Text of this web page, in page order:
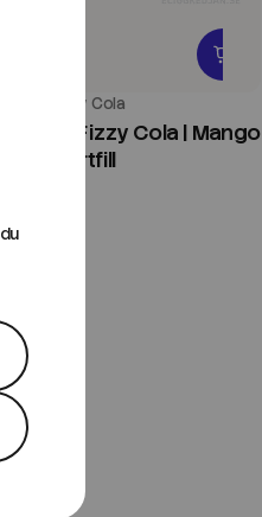
Fizzy Cola
Fizzy Cola | Mango
Shortfill